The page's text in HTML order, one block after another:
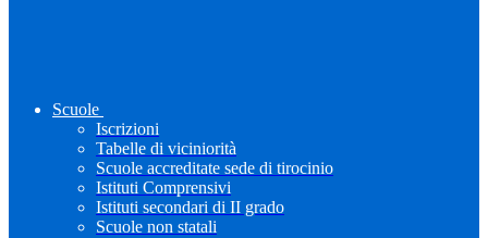
Scuole
Iscrizioni
Tabelle di viciniorità
Scuole accreditate sede di tirocinio
Istituti Comprensivi
Istituti secondari di II grado
Scuole non statali